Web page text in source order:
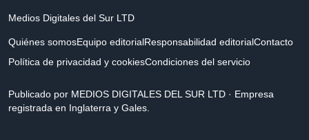
Medios Digitales del Sur LTD
Quiénes somosEquipo editorialResponsabilidad editorialContacto
Política de privacidad y cookiesCondiciones del servicio
Publicado por MEDIOS DIGITALES DEL SUR LTD · Empresa
registrada en Inglaterra y Gales.